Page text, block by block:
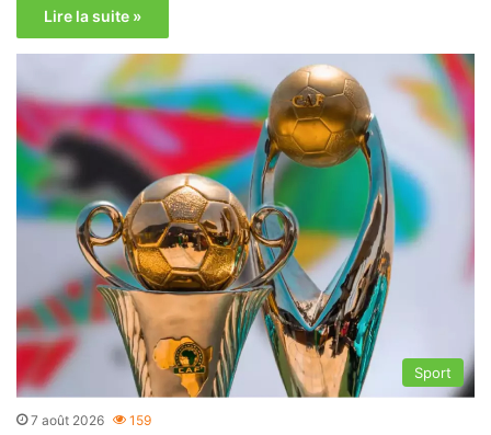
Lire la suite »
Sport
7 août 2026 159